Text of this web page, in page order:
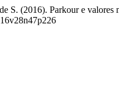
S. (2016). Parkour e valores